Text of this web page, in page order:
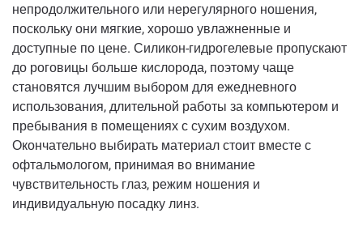
непродолжительного или нерегулярного ношения,
поскольку они мягкие, хорошо увлажненные и
доступные по цене. Силикон-гидрогелевые пропускают
до роговицы больше кислорода, поэтому чаще
становятся лучшим выбором для ежедневного
использования, длительной работы за компьютером и
пребывания в помещениях с сухим воздухом.
Окончательно выбирать материал стоит вместе с
офтальмологом, принимая во внимание
чувствительность глаз, режим ношения и
индивидуальную посадку линз.